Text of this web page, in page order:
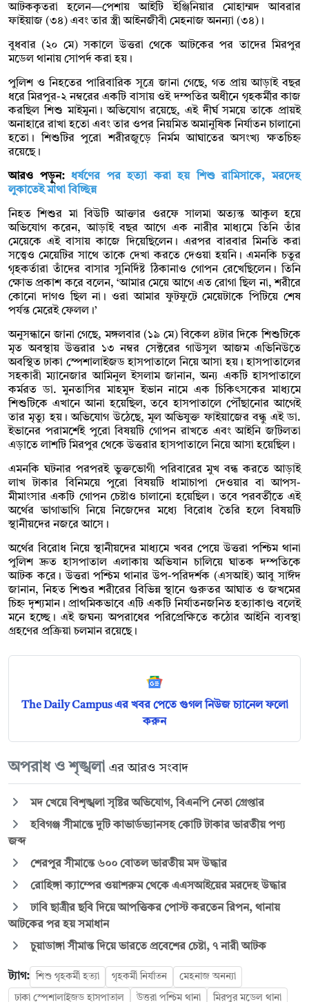
আটককৃতরা হলেন—পেশায় আইটি ইঞ্জিনিয়ার মোহাম্মদ আবরার
ফাইয়াজ (৩৪) এবং তার স্ত্রী আইনজীবী মেহনাজ অনন্যা (৩৪)।
বুধবার (২০ মে) সকালে উত্তরা থেকে আটকের পর তাদের মিরপুর
মডেল থানায় সোপর্দ করা হয়।
পুলিশ ও নিহতের পারিবারিক সূত্রে জানা গেছে, গত প্রায় আড়াই বছর
ধরে মিরপুর-২ নম্বরের একটি বাসায় ওই দম্পতির অধীনে গৃহকর্মীর কাজ
করছিল শিশু মাইমুনা। অভিযোগ রয়েছে, এই দীর্ঘ সময়ে তাকে প্রায়ই
অনাহারে রাখা হতো এবং তার ওপর নিয়মিত অমানুষিক নির্যাতন চালানো
হতো। শিশুটির পুরো শরীরজুড়ে নির্মম আঘাতের অসংখ্য ক্ষতচিহ্ন
রয়েছে।
আরও পড়ুন:ধর্ষণের পর হত্যা করা হয় শিশু রামিসাকে, মরদেহ
লুকাতেই মাথা বিচ্ছিন্ন
নিহত শিশুর মা বিউটি আক্তার ওরফে সালমা অত্যন্ত আকুল হয়ে
অভিযোগ করেন, আড়াই বছর আগে এক নারীর মাধ্যমে তিনি তাঁর
মেয়েকে এই বাসায় কাজে দিয়েছিলেন। এরপর বারবার মিনতি করা
সত্ত্বেও মেয়েটির সাথে তাকে দেখা করতে দেওয়া হয়নি। এমনকি চতুর
গৃহকর্তারা তাঁদের বাসার সুনির্দিষ্ট ঠিকানাও গোপন রেখেছিলেন। তিনি
ক্ষোভ প্রকাশ করে বলেন, ‘আমার মেয়ে আগে এত রোগা ছিল না, শরীরে
কোনো দাগও ছিল না। ওরা আমার ফুটফুটে মেয়েটাকে পিটিয়ে শেষ
পর্যন্ত মেরেই ফেলল।’
অনুসন্ধানে জানা গেছে, মঙ্গলবার (১৯ মে) বিকেল ৪টার দিকে শিশুটিকে
মৃত অবস্থায় উত্তরার ১৩ নম্বর সেক্টরের গাউসুল আজম এভিনিউতে
অবস্থিত ঢাকা স্পেশালাইজড হাসপাতালে নিয়ে আসা হয়। হাসপাতালের
সহকারী ম্যানেজার আমিনুল ইসলাম জানান, অন্য একটি হাসপাতালে
কর্মরত ডা. মুনতাসির মাহমুদ ইভান নামে এক চিকিৎসকের মাধ্যমে
শিশুটিকে এখানে আনা হয়েছিল, তবে হাসপাতালে পৌঁছানোর আগেই
তার মৃত্যু হয়। অভিযোগ উঠেছে, মূল অভিযুক্ত ফাইয়াজের বন্ধু এই ডা.
ইভানের পরামর্শেই পুরো বিষয়টি গোপন রাখতে এবং আইনি জটিলতা
এড়াতে লাশটি মিরপুর থেকে উত্তরার হাসপাতালে নিয়ে আসা হয়েছিল।
এমনকি ঘটনার পরপরই ভুক্তভোগী পরিবারের মুখ বন্ধ করতে আড়াই
লাখ টাকার বিনিময়ে পুরো বিষয়টি ধামাচাপা দেওয়ার বা আপস-
মীমাংসার একটি গোপন চেষ্টাও চালানো হয়েছিল। তবে পরবর্তীতে এই
অর্থের ভাগাভাগি নিয়ে নিজেদের মধ্যে বিরোধ তৈরি হলে বিষয়টি
স্থানীয়দের নজরে আসে।
অর্থের বিরোধ নিয়ে স্থানীয়দের মাধ্যমে খবর পেয়ে উত্তরা পশ্চিম থানা
পুলিশ দ্রুত হাসপাতাল এলাকায় অভিযান চালিয়ে ঘাতক দম্পতিকে
আটক করে। উত্তরা পশ্চিম থানার উপ-পরিদর্শক (এসআই) আবু সাঈদ
জানান, নিহত শিশুর শরীরের বিভিন্ন স্থানে গুরুতর আঘাত ও জখমের
চিহ্ন দৃশ্যমান। প্রাথমিকভাবে এটি একটি নির্যাতনজনিত হত্যাকাণ্ড বলেই
মনে হচ্ছে। এই জঘন্য অপরাধের পরিপ্রেক্ষিতে কঠোর আইনি ব্যবস্থা
গ্রহণের প্রক্রিয়া চলমান রয়েছে।
The Daily Campus এর খবর পেতে গুগল নিউজ চ্যানেল ফলো
করুন
অপরাধ ও শৃঙ্খলা এর আরও সংবাদ
মদ খেয়ে বিশৃঙ্খলা সৃষ্টির অভিযোগ, বিএনপি নেতা গ্রেপ্তার
হবিগঞ্জ সীমান্তে দুটি কাভার্ডভ্যানসহ কোটি টাকার ভারতীয় পণ্য
জব্দ
শেরপুর সীমান্তে ৬০০ বোতল ভারতীয় মদ উদ্ধার
রোহিঙ্গা ক্যাম্পের ওয়াশরুম থেকে এএসআইয়ের মরদেহ উদ্ধার
ঢাবি ছাত্রীর ছবি দিয়ে আপত্তিকর পোস্ট করতেন রিপন, থানায়
আটকের পর হয় সমাধান
চুয়াডাঙ্গা সীমান্ত দিয়ে ভারতে প্রবেশের চেষ্টা, ৭ নারী আটক
ট্যাগ: শিশু গৃহকর্মী হত্যা গৃহকর্মী নির্যাতন মেহনাজ অনন্যা
ঢাকা স্পেশালাইজড হাসপাতাল উত্তরা পশ্চিম থানা মিরপুর মডেল থানা